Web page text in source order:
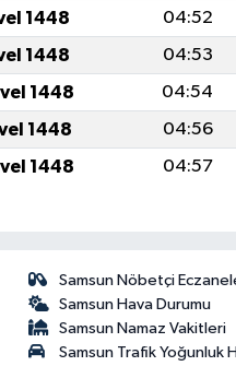
1448 04:52
1448 04:53
1448 04:54
1448 04:56
1448 04:57
Samsun Nöbetçi
Samsun Hava Durumu
Samsun Namaz Vakitleri
Samsun Trafik Yoğunluk